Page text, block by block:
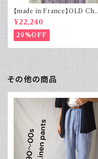
【made in France】OLD Cha
rvet ストライプ 切り替え 紫
¥22,240
20%OFF
その他の商品